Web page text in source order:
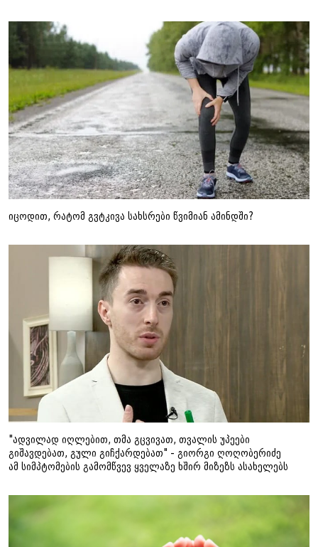
იცოდით, რატომ გვტკივა სახსრები წვიმიან ამინდში?
"ადვილად იღლებით, თმა გცვივათ, თვალის უპეები
გიშავდებათ, გული გიჩქარდებათ" - გიორგი ღოღობერიძე
ამ სიმპტომების გამომწვევ ყველაზე ხშირ მიზეზს ასახელებს